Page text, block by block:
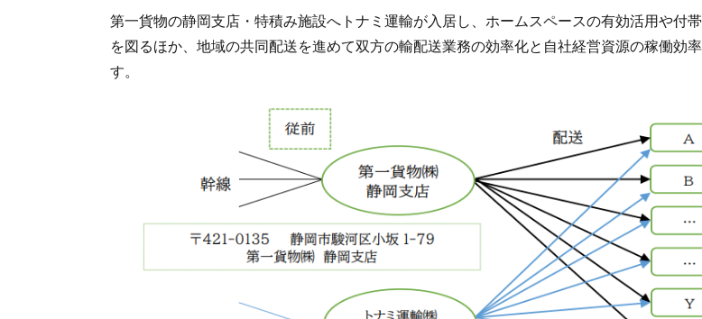
第一貨物の静岡支店・特積み施設へトナミ運輸が入居し、ホームスペースの有効活用や付
を図るほか、地域の共同配送を進めて双方の輸配送業務の効率化と自社経営資源の稼働効
す。